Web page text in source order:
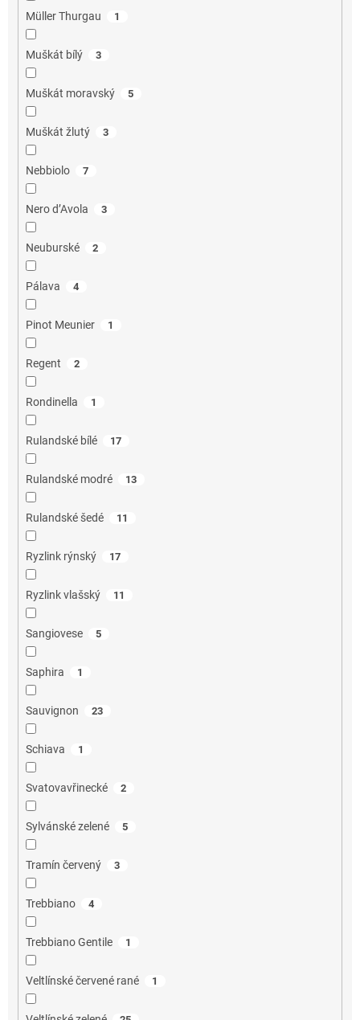
Müller Thurgau 1
Muškát bílý 3
Muškát moravský 5
Muškát žlutý 3
Nebbiolo 7
Nero d’Avola 3
Neuburské 2
Pálava 4
Pinot Meunier 1
Regent 2
Rondinella 1
Rulandské bílé 17
Rulandské modré 13
Rulandské šedé 11
Ryzlink rýnský 17
Ryzlink vlašský 11
Sangiovese 5
Saphira 1
Sauvignon 23
Schiava 1
Svatovavřinecké 2
Sylvánské zelené 5
Tramín červený 3
Trebbiano 4
Trebbiano Gentile 1
Veltlínské červené rané 1